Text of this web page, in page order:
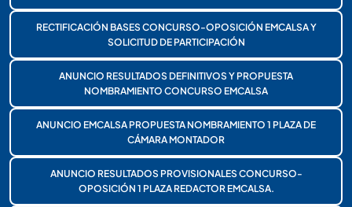
RECTIFICACIÓN BASES CONCURSO-OPOSICIÓN EMCALSA Y
SOLICITUD DE PARTICIPACIÓN
ANUNCIO RESULTADOS DEFINITIVOS Y PROPUESTA
NOMBRAMIENTO CONCURSO EMCALSA
ANUNCIO EMCALSA PROPUESTA NOMBRAMIENTO 1 PLAZA DE
CÁMARA MONTADOR
ANUNCIO RESULTADOS PROVISIONALES CONCURSO-
OPOSICIÓN 1 PLAZA REDACTOR EMCALSA.